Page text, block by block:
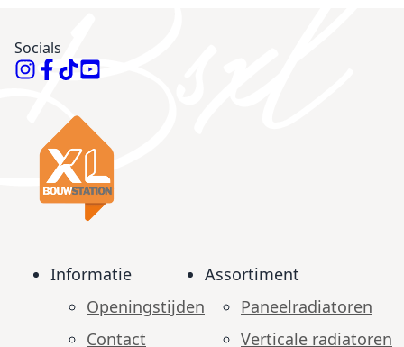
Socials
Informatie
Openingstijden
Contact
Assortiment
Paneelradiatoren
Verticale radiatoren